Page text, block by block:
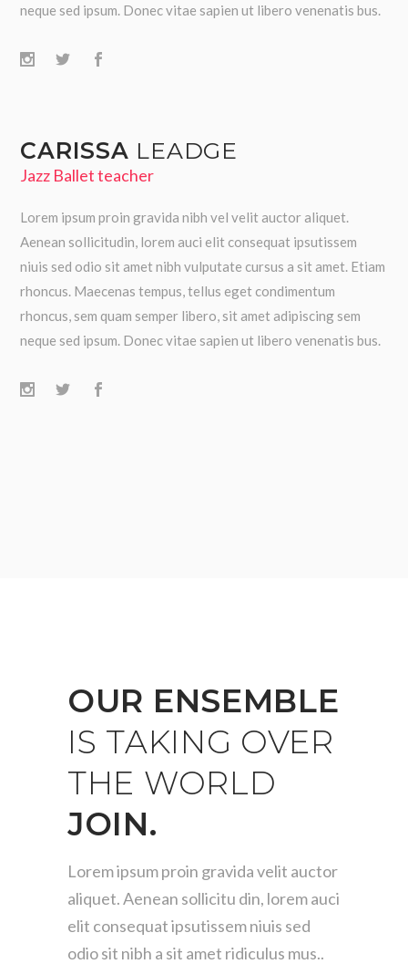
neque sed ipsum. Donec vitae sapien ut libero venenatis bus.
CARISSA LEADGE
Jazz Ballet teacher
Lorem ipsum proin gravida nibh vel velit auctor aliquet.
Aenean sollicitudin, lorem auci elit consequat ipsutissem
niuis sed odio sit amet nibh vulputate cursus a sit amet. Etiam
rhoncus. Maecenas tempus, tellus eget condimentum
rhoncus, sem quam semper libero, sit amet adipiscing sem
neque sed ipsum. Donec vitae sapien ut libero venenatis bus.
OUR ENSEMBLE
IS TAKING OVER
THE WORLD
JOIN.
Lorem ipsum proin gravida velit auctor
aliquet. Aenean sollicitu din, lorem auci
elit consequat ipsutissem niuis sed
odio sit nibh a sit amet ridiculus mus..